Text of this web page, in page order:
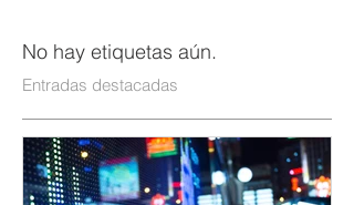
No hay etiquetas aún.
Entradas destacadas